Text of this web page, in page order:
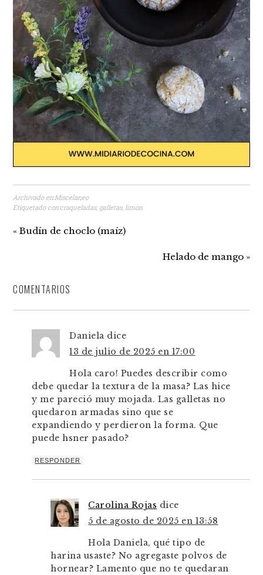
Archivado en:Miscelaneo
Etiquetado con:craqueladas, galletas,limón
« Budín de choclo (maíz)
Helado de mango »
COMENTARIOS
Daniela dice
13 de julio de 2025 en 17:00
Hola caro! Puedes describir como
debe quedar la textura de la masa? Las hice
y me pareció muy mojada. Las galletas no
quedaron armadas sino que se
expandiendo y perdieron la forma. Que
puede hsner pasado?
RESPONDER
Carolina Rojas dice
5 de agosto de 2025 en 13:58
Hola Daniela, qué tipo de
harina usaste? No agregaste polvos de
hornear? Lamento que no te quedaran